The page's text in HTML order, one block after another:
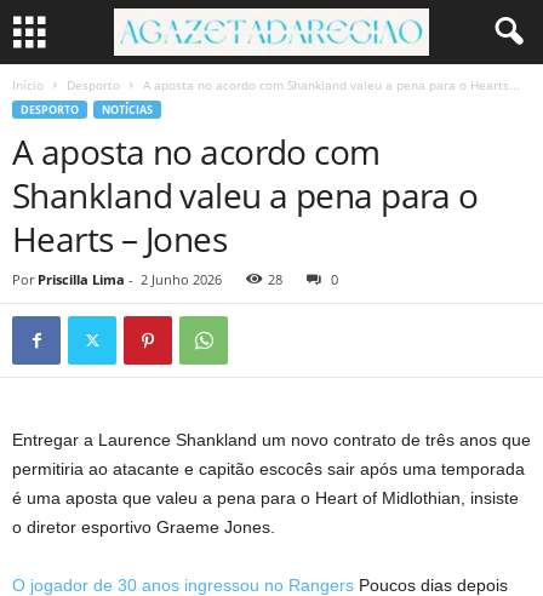
Início Desporto A aposta no acordo com Shankland valeu a pena para o Hearts...
DESPORTO NOTÍCIAS
A aposta no acordo com
Shankland valeu a pena para o
Hearts – Jones
Por Priscilla Lima - 2 Junho 2026 28 0
Entregar a Laurence Shankland um novo contrato de três anos que
permitiria ao atacante e capitão escocês sair após uma temporada
é uma aposta que valeu a pena para o Heart of Midlothian, insiste
o diretor esportivo Graeme Jones.
O jogador de 30 anos ingressou no Rangers Poucos dias depois